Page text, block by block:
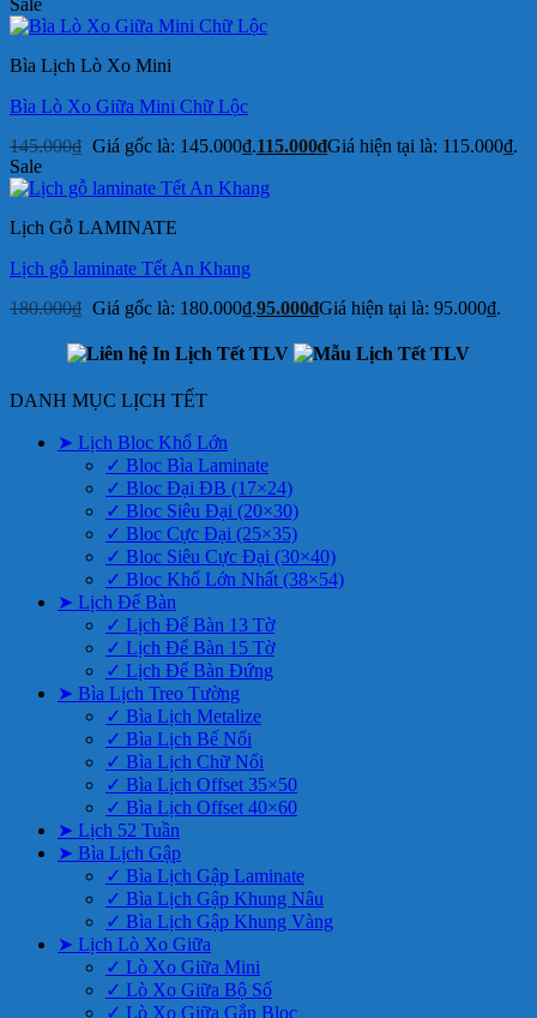
Bìa Lịch Lò Xo Mini
Bìa Lò Xo Giữa Mini Chữ Lộc
145.000₫ Giá gốc là: 145.000₫.115.000₫Giá hiện tại là: 115.000₫.
Sale
Lịch Gỗ LAMINATE
Lịch gỗ laminate Tết An Khang
180.000₫ Giá gốc là: 180.000₫.95.000₫Giá hiện tại là: 95.000₫.
DANH MỤC LỊCH TẾT
➤ Lịch Bloc Khổ Lớn
✓ Bloc Bìa Laminate
✓ Bloc Đại ĐB (17×24)
✓ Bloc Siêu Đại (20×30)
✓ Bloc Cực Đại (25×35)
✓ Bloc Siêu Cực Đại (30×40)
✓ Bloc Khổ Lớn Nhất (38×54)
➤ Lịch Để Bàn
✓ Lịch Để Bàn 13 Tờ
✓ Lịch Để Bàn 15 Tờ
✓ Lịch Để Bàn Đứng
➤ Bìa Lịch Treo Tường
✓ Bìa Lịch Metalize
✓ Bìa Lịch Bế Nổi
✓ Bìa Lịch Chữ Nổi
✓ Bìa Lịch Offset 35×50
✓ Bìa Lịch Offset 40×60
➤ Lịch 52 Tuần
➤ Bìa Lịch Gập
✓ Bìa Lịch Gập Laminate
✓ Bìa Lịch Gập Khung Nâu
✓ Bìa Lịch Gập Khung Vàng
➤ Lịch Lò Xo Giữa
✓ Lò Xo Giữa Mini
✓ Lò Xo Giữa Bộ Số
✓ Lò Xo Giữa Gắn Bloc